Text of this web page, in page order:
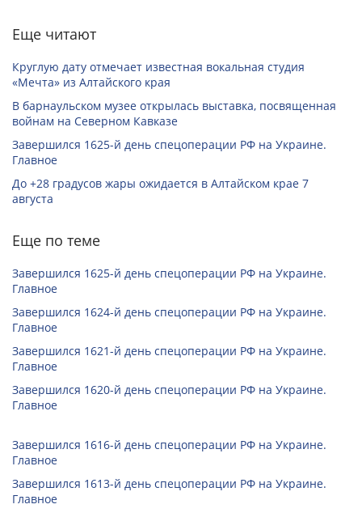
Еще читают
Круглую дату отмечает известная вокальная студия
«Мечта» из Алтайского края
В барнаульском музее открылась выставка, посвященная
войнам на Северном Кавказе
Завершился 1625-й день спецоперации РФ на Украине.
Главное
До +28 градусов жары ожидается в Алтайском крае 7
августа
Еще по теме
Завершился 1625-й день спецоперации РФ на Украине.
Главное
Завершился 1624-й день спецоперации РФ на Украине.
Главное
Завершился 1621-й день спецоперации РФ на Украине.
Главное
Завершился 1620-й день спецоперации РФ на Украине.
Главное
Завершился 1616-й день спецоперации РФ на Украине.
Главное
Завершился 1613-й день спецоперации РФ на Украине.
Главное